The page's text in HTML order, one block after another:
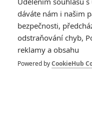
1ČLÁNEK | 30.07.2026 03:42
Velké preview: Odyssea -
obsazením
dáváte nám i našim
bezpečnosti,
odstraňování chyb,
reklamy a obsahu
Powered byCookieHub